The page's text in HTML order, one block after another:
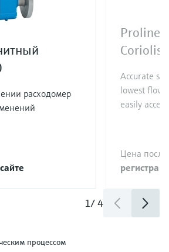
расходомер
Proline
Coriolis
Accurate
lowest flow
easily
Цена после
1/4
процессом